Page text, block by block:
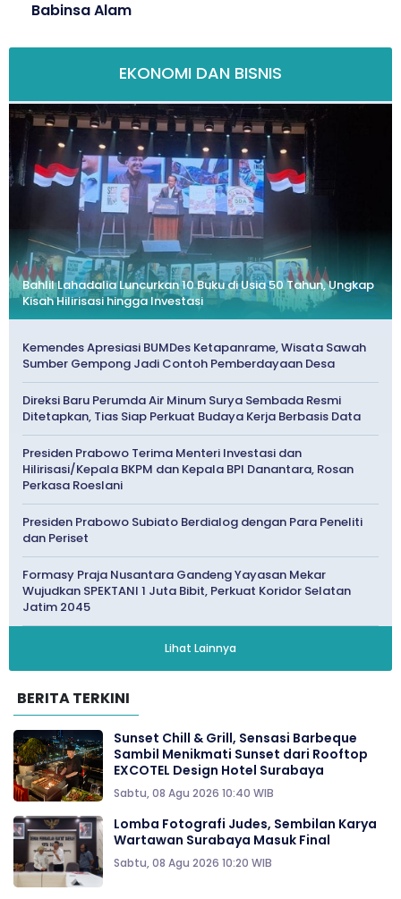
Babinsa Alam
EKONOMI DAN BISNIS
Bahlil Lahadalia Luncurkan 10 Buku di Usia 50 Tahun, Ungkap
Kisah Hilirisasi hingga Investasi
Kemendes Apresiasi BUMDes Ketapanrame, Wisata Sawah
Sumber Gempong Jadi Contoh Pemberdayaan Desa
Direksi Baru Perumda Air Minum Surya Sembada Resmi
Ditetapkan, Tias Siap Perkuat Budaya Kerja Berbasis Data
Presiden Prabowo Terima Menteri Investasi dan
Hilirisasi/Kepala BKPM dan Kepala BPI Danantara, Rosan
Perkasa Roeslani
Presiden Prabowo Subiato Berdialog dengan Para Peneliti
dan Periset
Formasy Praja Nusantara Gandeng Yayasan Mekar
Wujudkan SPEKTANI 1 Juta Bibit, Perkuat Koridor Selatan
Jatim 2045
Lihat Lainnya
BERITA TERKINI
Sunset Chill & Grill, Sensasi Barbeque
Sambil Menikmati Sunset dari Rooftop
EXCOTEL Design Hotel Surabaya
Sabtu, 08 Agu 2026 10:40 WIB
Lomba Fotografi Judes, Sembilan Karya
Wartawan Surabaya Masuk Final
Sabtu, 08 Agu 2026 10:20 WIB